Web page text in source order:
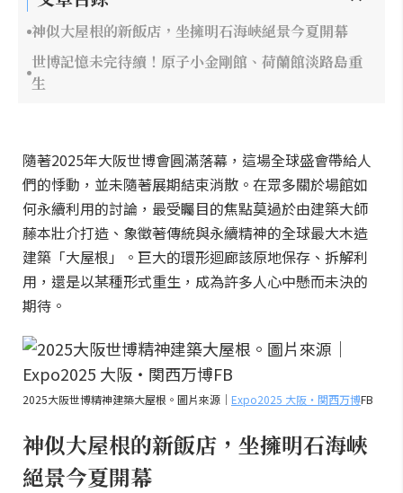
神似大屋根的新飯店，坐擁明石海峽絕景今夏開幕
世博記憶未完待續！原子小金剛館、荷蘭館淡路島重
生
隨著2025年大阪世博會圓滿落幕，這場全球盛會帶給人
們的悸動，並未隨著展期結束消散。在眾多關於場館如
何永續利用的討論，最受矚目的焦點莫過於由建築大師
藤本壯介打造、象徵著傳統與永續精神的全球最大木造
建築「大屋根」。巨大的環形迴廊該原地保存、拆解利
用，還是以某種形式重生，成為許多人心中懸而未決的
期待。
2025大阪世博精神建築大屋根。圖片來源｜ Expo2025 大阪・関西万博FB
神似大屋根的新飯店，坐擁明石海峽
絕景今夏開幕